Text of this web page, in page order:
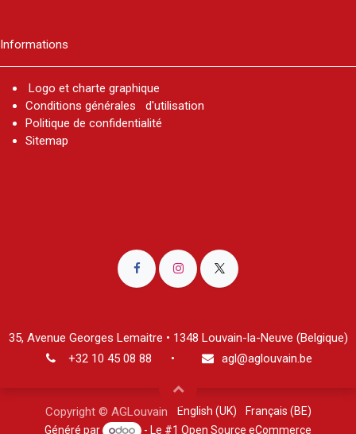
Informations
Logo et charte graphique
Conditions générales d'utilisation
Politique de confidentialité
Sitemap
35, Avenue Georges Lemaitre • 1348 Louvain-la-Neuve (Belgique)
+32 10 45 08 88 • agl@aglouvain.be
Copyright © AGLouvain English (UK)
Français (BE)
Généré par
- Le #1 Open Source eCommerce